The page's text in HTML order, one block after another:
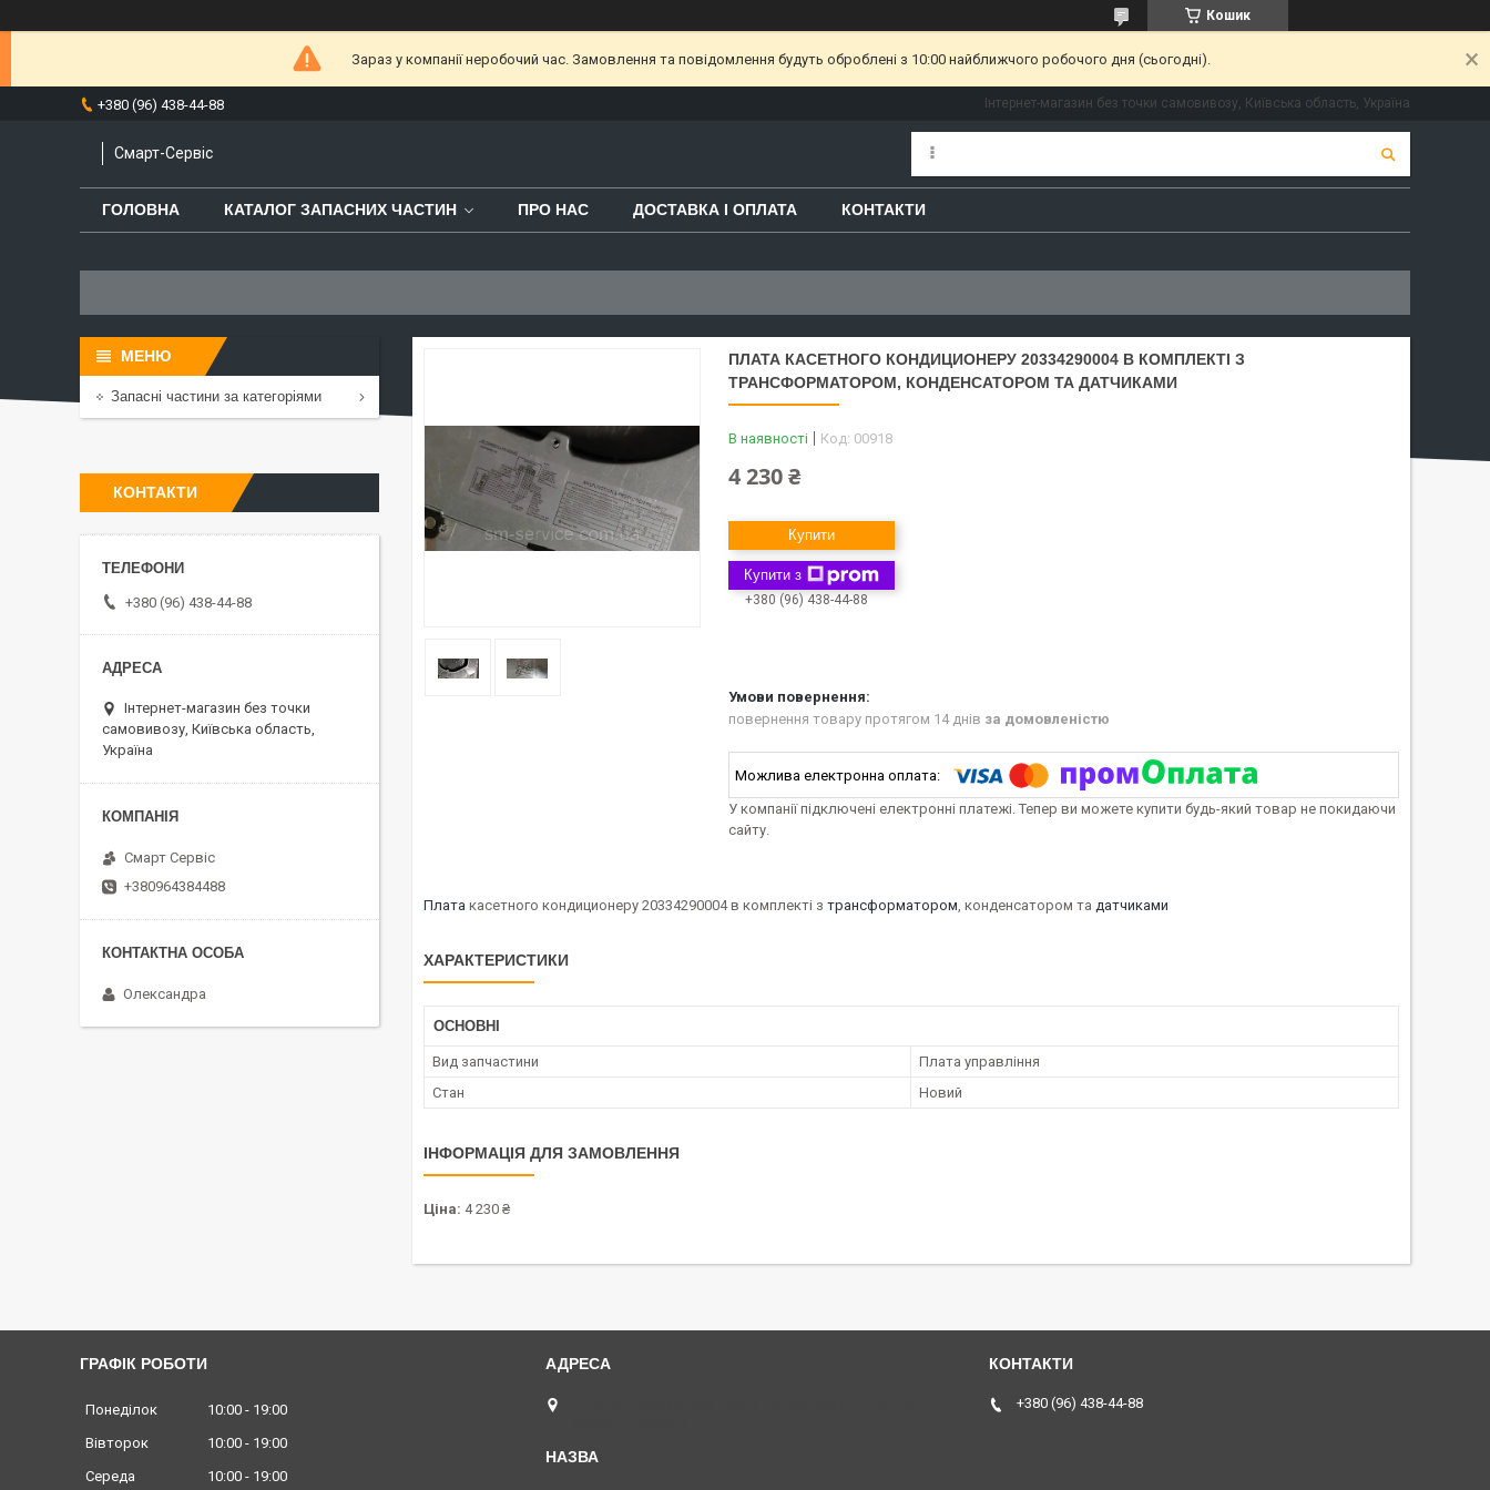
Кошик
Зараз у компанії неробочий час. Замовлення та повідомлення будуть оброблені з 10:00 найближчого робочого дня (сьогодні).
+380 (96) 438-44-88 Інтернет-магазин без точки самовивозу, Київська область, Україна
Смарт-Сервіс
ГОЛОВНА КАТАЛОГ ЗАПАСНИХ ЧАСТИН ПРО НАС ДОСТАВКА І ОПЛАТА КОНТАКТИ
ПЛАТА КАСЕТНОГО КОНДИЦИОНЕРУ 20334290004 В КОМПЛЕКТІ З
ТРАНСФОРМАТОРОМ, КОНДЕНСАТОРОМ ТА ДАТЧИКАМИ
В наявності Код: 00918
4 230 ₴
Купити
Купити з
+380 (96) 438-44-88
повернення товару протягом 14 днів за домовленістю
У компанії підключені електронні платежі. Тепер ви можете купити будь-який товар не покидаючи
сайту.
Плата касетного кондиционеру 20334290004 в комплекті з трансформатором, конденсатором та датчиками
ХАРАКТЕРИСТИКИ
ОСНОВНІ
Вид запчастини
Плата управління
Стан
Новий
ІНФОРМАЦІЯ ДЛЯ ЗАМОВЛЕННЯ
Ціна: 4 230 ₴
Запасні частини за категоріями
КОНТАКТИ
+380 (96) 438-44-88
Інтернет-магазин без точки
самовивозу, Київська область,
Україна
Смарт Сервіс
+380964384488
Олександра
ГРАФІК РОБОТИ
Понеділок 10:00
19:00
Вівторок
10:00
19:00
Середа
10:00 19:00
+380 (96) 438-44-88